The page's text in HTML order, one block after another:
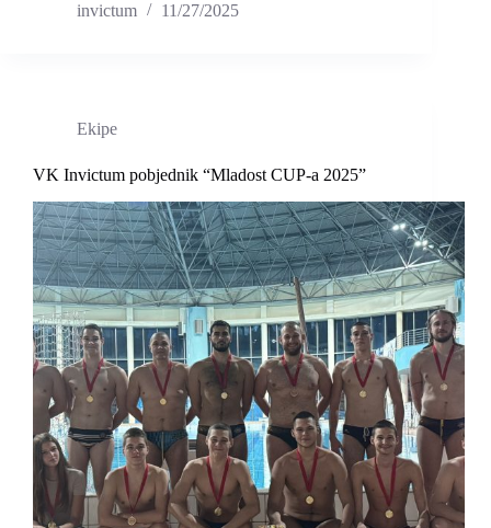
invictum
11/27/2025
Ekipe
VK Invictum pobjednik “Mladost CUP-a 2025”